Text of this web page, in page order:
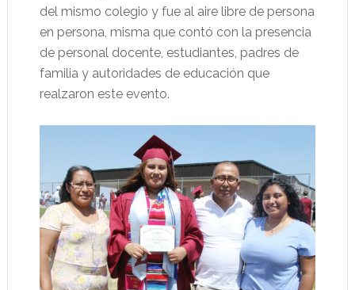
del mismo colegio y fue al aire libre de persona
en persona, misma que contó con la presencia
de personal docente, estudiantes, padres de
familia y autoridades de educación que
realzaron este evento.